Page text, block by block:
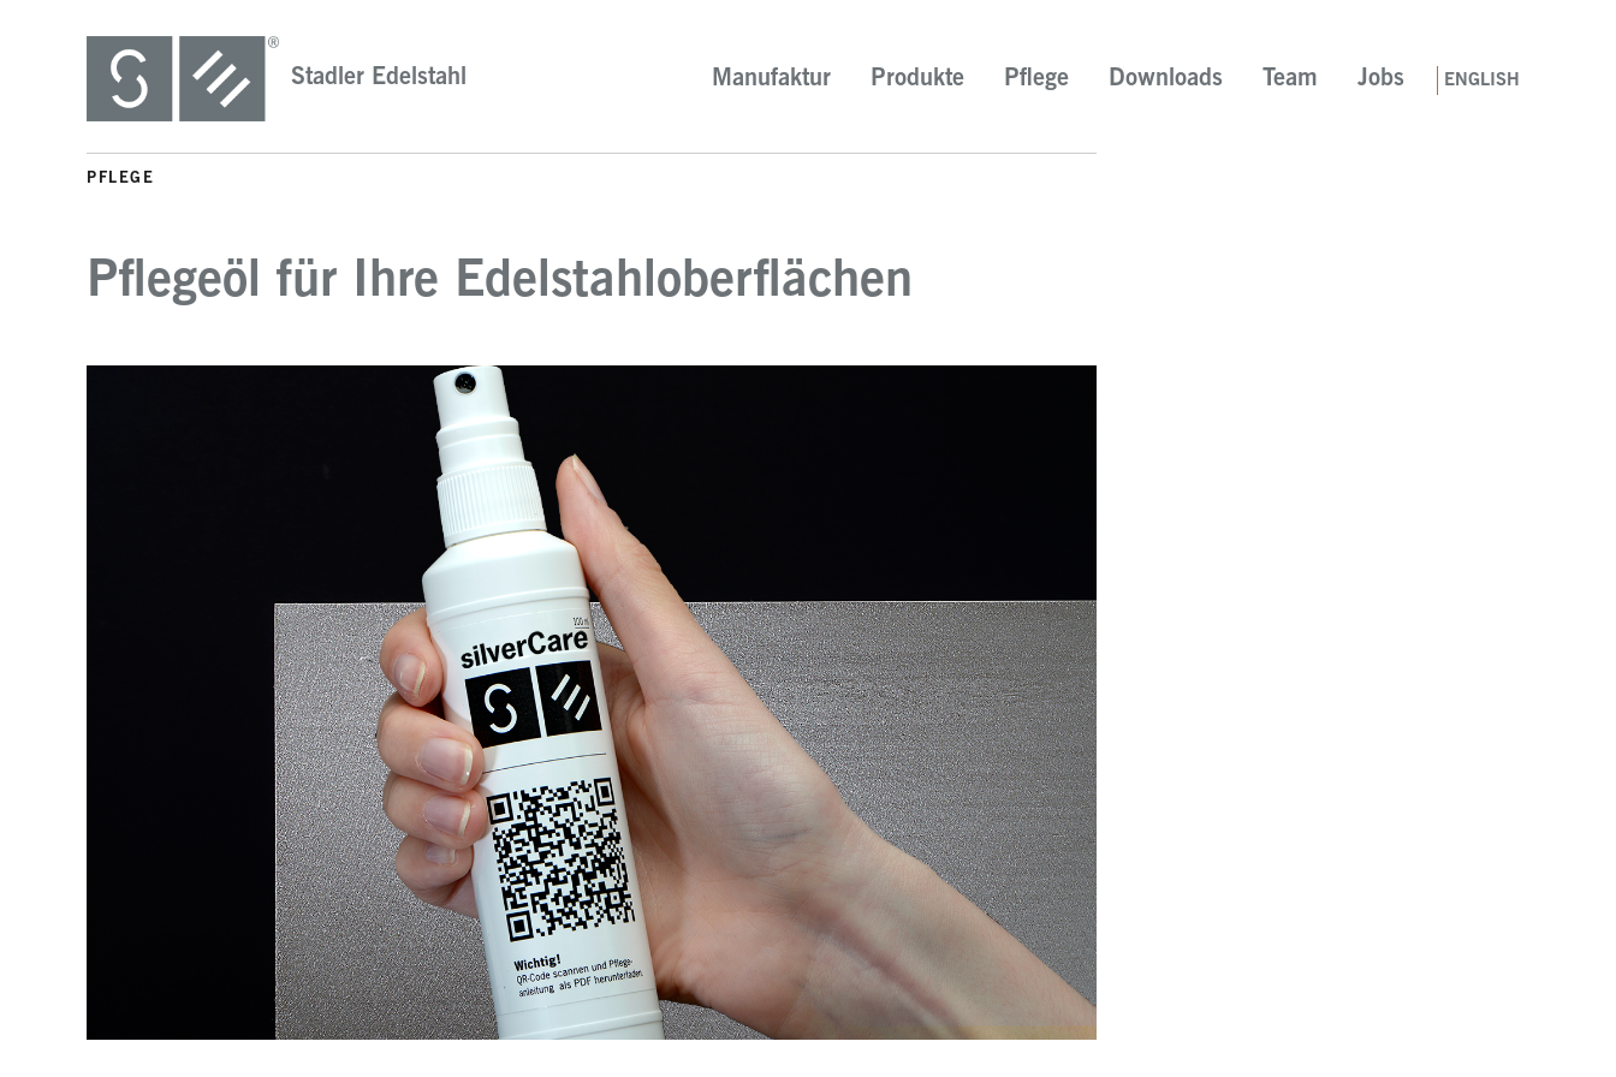
Stadler Edelstahl Manufaktur Produkte Pflege Downloads Team Jobs ENGLISH
PFLEGE
Pflegeöl für Ihre Edelstahloberflächen